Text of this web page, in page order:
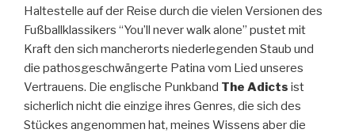
Haltestelle auf der Reise durch die vielen Versionen des
Fußballklassikers “You’ll never walk alone” pustet mit
Kraft den sich mancherorts niederlegenden Staub und
die pathosgeschwängerte Patina vom Lied unseres
Vertrauens. Die englische Punkband The Adicts ist
sicherlich nicht die einzige ihres Genres, die sich des
Stückes angenommen hat, meines Wissens aber die